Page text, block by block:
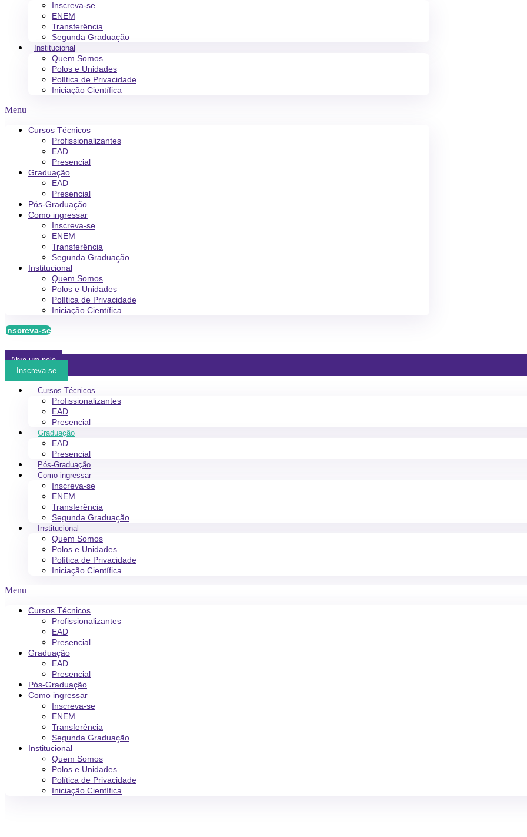
Inscreva-se
ENEM
Transferência
Segunda Graduação
Institucional
Quem Somos
Polos e Unidades
Política de Privacidade
Iniciação Científica
Menu
Cursos Técnicos
Profissionalizantes
EAD
Presencial
Graduação
EAD
Presencial
Pós-Graduação
Como ingressar
Inscreva-se
ENEM
Transferência
Segunda Graduação
Institucional
Quem Somos
Polos e Unidades
Política de Privacidade
Iniciação Científica
Inscreva-se
Abra um polo
Inscreva-se
Cursos Técnicos
Profissionalizantes
EAD
Presencial
Graduação
EAD
Presencial
Pós-Graduação
Como ingressar
Inscreva-se
ENEM
Transferência
Segunda Graduação
Institucional
Quem Somos
Polos e Unidades
Política de Privacidade
Iniciação Científica
Menu
Cursos Técnicos
Profissionalizantes
EAD
Presencial
Graduação
EAD
Presencial
Pós-Graduação
Como ingressar
Inscreva-se
ENEM
Transferência
Segunda Graduação
Institucional
Quem Somos
Polos e Unidades
Política de Privacidade
Iniciação Científica